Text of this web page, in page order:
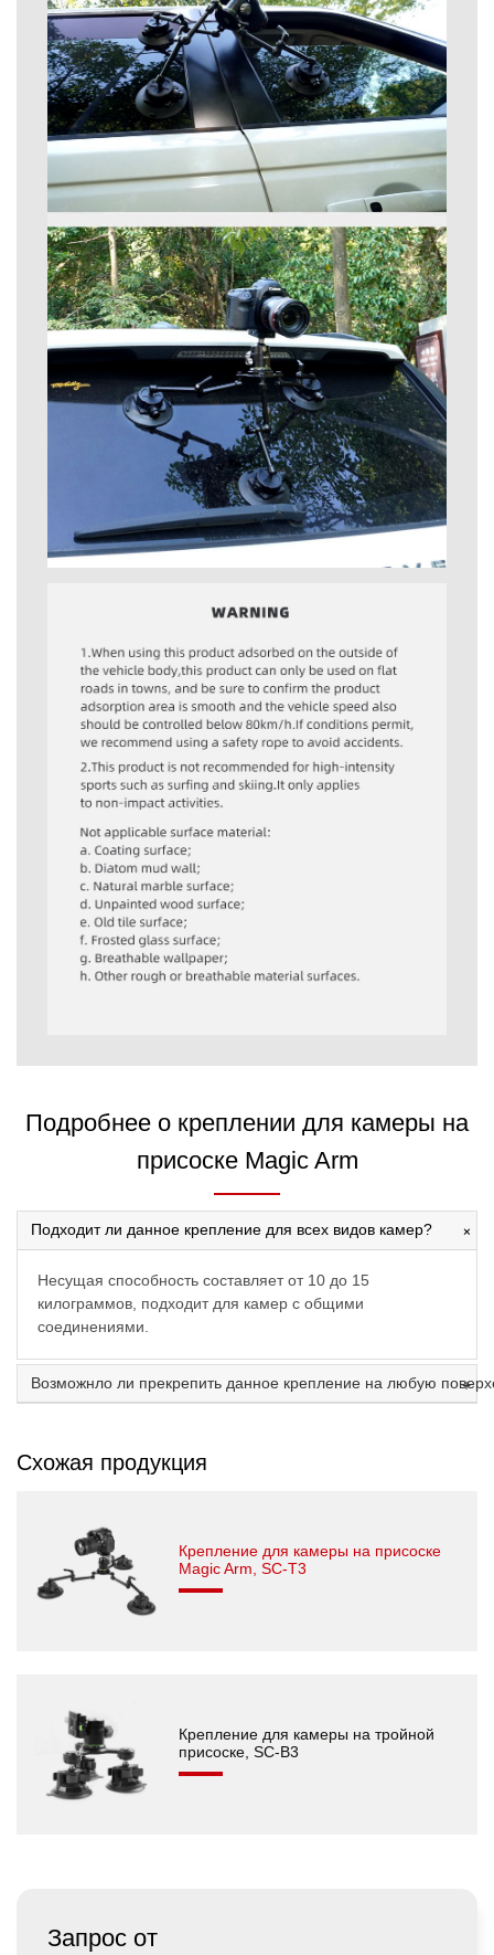
Подробнее о креплении для камеры на
присоске Magic Arm
Подходит ли данное крепление для всех видов камер?
Несущая способность составляет от 10 до 15
килограммов, подходит для камер с общими
соединениями.
Возможнло ли прекрепить данное крепление на любую
Схожая продукция
Крепление для камеры на присоске
Magic Arm, SC-T3
Крепление для камеры на тройной
присоске, SC-B3
Запрос от